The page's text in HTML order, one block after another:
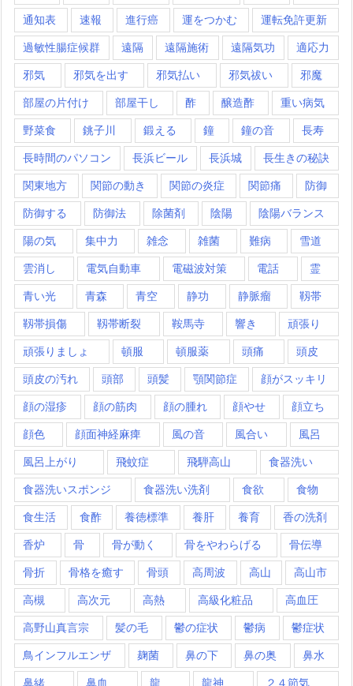
通知表 速報 進行癌 運をつかむ 運転免許更新
過敏性腸症候群 遠隔 遠隔施術 遠隔気功 適応力
邪気 邪気を出す 邪気払い 邪気祓い 邪魔
部屋の片付け 部屋干し 酢 醸造酢 重い病気
野菜食 銚子川 鍛える 鐘 鐘の音 長寿
長時間のパソコン 長浜ビール 長浜城 長生きの秘訣
関東地方 関節の動き 関節の炎症 関節痛 防御
防御する 防御法 除菌剤 陰陽 陰陽バランス
陽の気 集中力 雑念 雑菌 難病 雪道
雲消し 電気自動車 電磁波対策 電話 霊
青い光 青森 青空 静功 静脈瘤 靱帯
靱帯損傷 靱帯断裂 鞍馬寺 響き 頑張り
頑張りましょ 頓服 頓服薬 頭痛 頭皮
頭皮の汚れ 頭部 頭髪 顎関節症 顔がスッキリ
顔の湿疹 顔の筋肉 顔の腫れ 顔やせ 顔立ち
顔色 顔面神経麻痺 風の音 風合い 風呂
風呂上がり 飛蚊症 飛騨高山 食器洗い
食器洗いスポンジ 食器洗い洗剤 食欲 食物
食生活 食酢 養徳標準 養肝 養育 香の洗剤
香炉 骨 骨が動く 骨をやわらげる 骨伝導
骨折 骨格を癒す 骨頭 高周波 高山 高山市
高槻 高次元 高熱 高級化粧品 高血圧
高野山真言宗 髪の毛 鬱の症状 鬱病 鬱症状
鳥インフルエンザ 麹菌 鼻の下 鼻の奥 鼻水
鼻緒 鼻血 龍 龍神 ２４節気